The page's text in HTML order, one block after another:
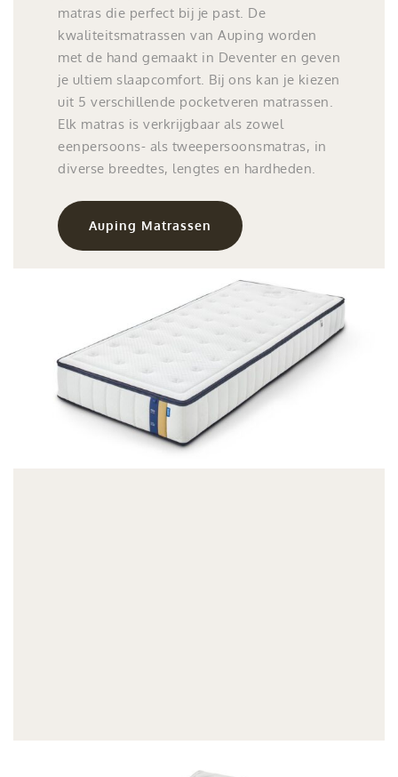
matras die perfect bij je past. De
kwaliteitsmatrassen van Auping worden
met de hand gemaakt in Deventer en geven
je ultiem slaapcomfort. Bij ons kan je kiezen
uit 5 verschillende pocketveren matrassen.
Elk matras is verkrijgbaar als zowel
eenpersoons- als tweepersoonsmatras, in
diverse breedtes, lengtes en hardheden.
Auping Matrassen